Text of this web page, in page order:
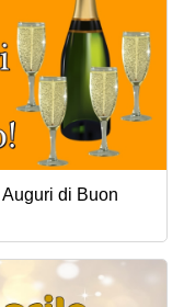
di Buon